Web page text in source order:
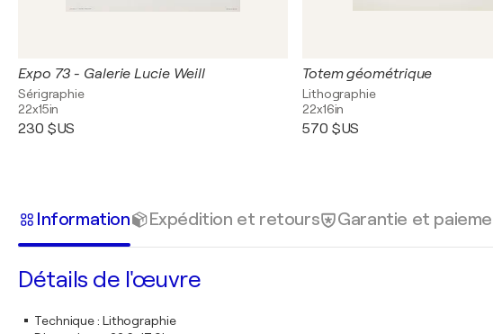
Expo 73 - Galerie Lucie Weill
Sérigraphie
22x15in
230 $US
Totem géométrique
Lithographie
22x16in
570 $US
Information Expédition et retours Garantie et
Détails de l'œuvre
Technique: Lithographie